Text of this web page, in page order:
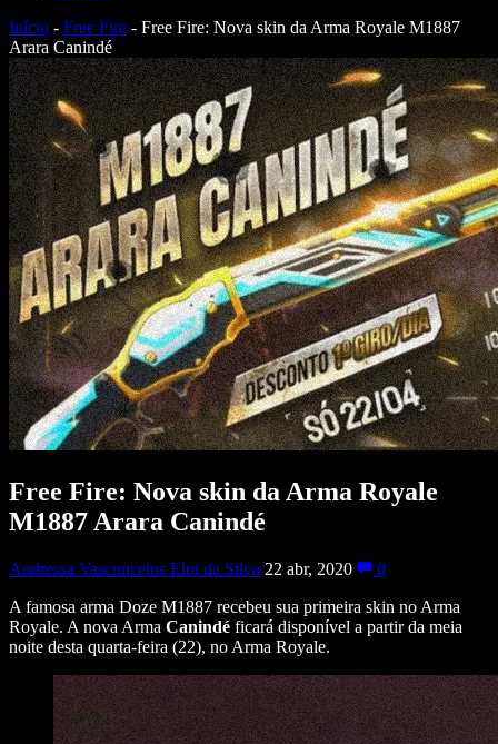
Início - Free Fire - Free Fire: Nova skin da Arma Royale M1887
Arara Canindé
Free Fire: Nova skin da Arma Royale
M1887 Arara Canindé
Andressa Vasconcelos Eloi da Silva 22 abr, 2020
0
A famosa arma Doze M1887 recebeu sua primeira skin no Arma
Royale. A nova Arma Canindé ficará disponível a partir da meia
noite desta quarta-feira (22), no Arma Royale.